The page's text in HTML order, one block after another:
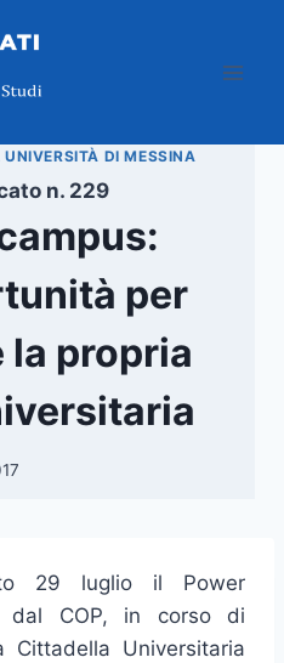
DI MESSINA
n. 229
per
la propria
29 luglio il Power
dal COP, in corso di
Cittadella Universitaria